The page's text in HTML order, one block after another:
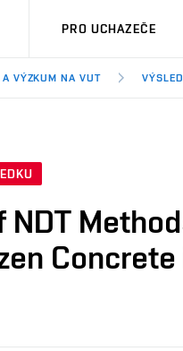
PRO UCHAZEČE
A VÝZKUM NA VUT